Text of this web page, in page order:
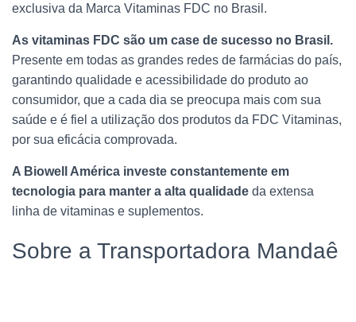
exclusiva da Marca Vitaminas FDC no Brasil.
As vitaminas FDC são um case de sucesso no Brasil.
Presente em todas as grandes redes de farmácias do país,
garantindo qualidade e acessibilidade do produto ao
consumidor, que a cada dia se preocupa mais com sua
saúde e é fiel a utilização dos produtos da FDC Vitaminas,
por sua eficácia comprovada.
A Biowell América investe constantemente em
tecnologia para manter a alta qualidade da extensa
linha de vitaminas e suplementos.
Sobre a Transportadora Mandaê